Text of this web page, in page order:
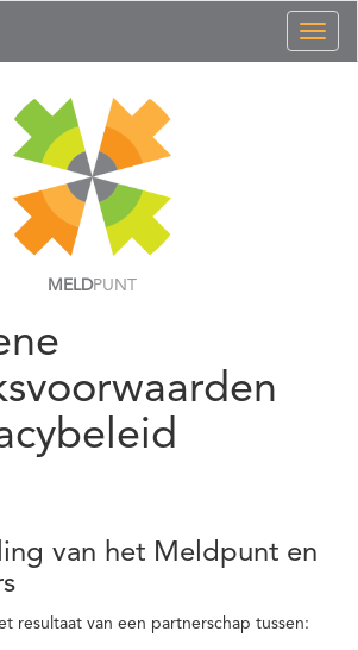
MELDPUNT
van het Meldpunt en
resultaat van een partnerschap tussen: